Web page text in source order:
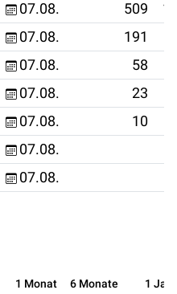
07.08. 509
07.08. 191
07.08. 58
07.08.
23
07.08.
10
07.08.
07.08.
1 Monat 6 Monate 1 Jahr